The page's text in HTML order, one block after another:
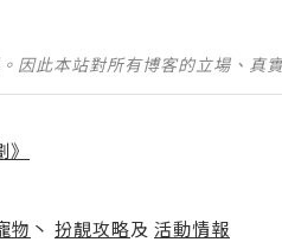
因此本站對所有博客的立場、真
物 丶 扮靚攻略及 活動情報